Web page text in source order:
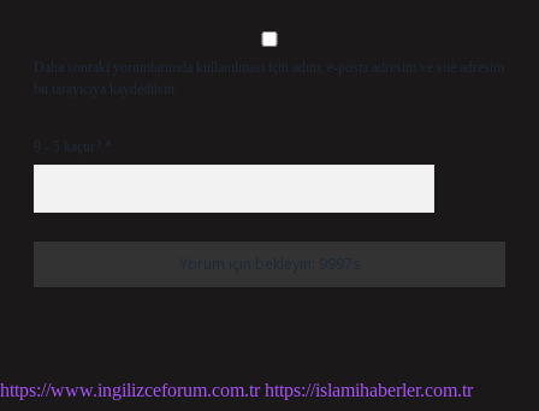
Daha sonraki yorumlarımda kullanılması için adım, e-posta adresim ve site adresim
bu tarayıcıya kaydedilsin.
9 - 5 kaçtır? *
https://www.ingilizceforum.com.tr https://islamihaberler.com.tr